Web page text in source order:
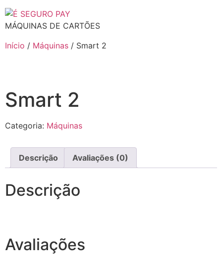
MÁQUINAS DE CARTÕES
Início / Máquinas / Smart 2
Smart 2
Categoria: Máquinas
Descrição Avaliações (0)
Descrição
Avaliações